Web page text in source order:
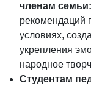
членам семьи:
рекомендаций
условиях,
укрепления
народное
Студентам